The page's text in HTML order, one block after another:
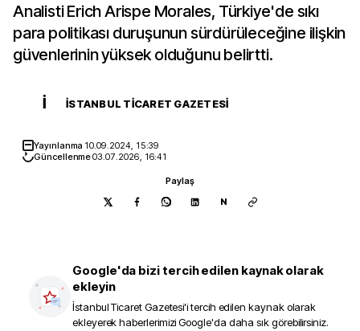
Analisti Erich Arispe Morales, Türkiye'de sıkı
para politikası duruşunun sürdürüleceğine ilişkin
güvenlerinin yüksek olduğunu belirtti.
İ İSTANBUL TICARET GAZETESI
Yayınlanma 10.09.2024, 15:39
Güncellenme03.07.2026, 16:41
Paylaş
N
Google'da bizi tercih edilen kaynak olarak
ekleyin
İstanbul Ticaret Gazetesi'i tercih edilen kaynak olarak
ekleyerek haberlerimizi Google'da daha sık görebilirsiniz.